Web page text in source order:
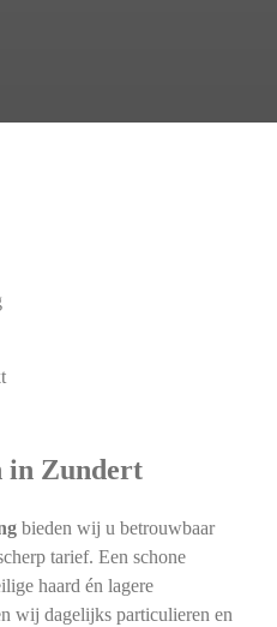
in Zundert
bieden wij u betrouwbaar
tarief. Een schone
haard én lagere
wij dagelijks particulieren en